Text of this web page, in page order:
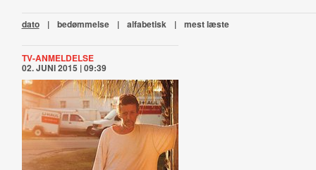
dato | bedømmelse | alfabetisk | mest læste
TV-ANMELDELSE
02. JUNI 2015 | 09:39